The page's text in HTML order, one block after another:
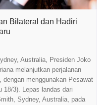
Bilateral dan Hadiri
Australia, Presiden Joko
melanjutkan perjalanan
menggunakan Pesawat
18/3). Lepas landas dari
Sydney, Australia, pada